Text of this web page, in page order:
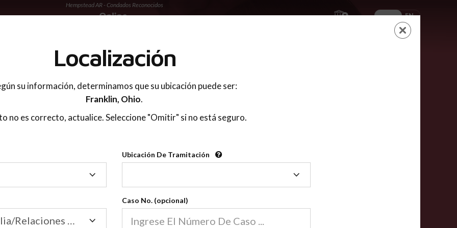
Hempstead AR - Condados Reconocidos
ES EN
LOGIN
Condados Reconocidos
2600
Condados
Nuestras clases de crianza compartida en línea están acreditadas en más de
2600 condados.
Las clases para padres en línea cumplen la mayoría de las normas nacionales
Localización
su información, determinamos que su ubicación puede ser:
Franklin, Ohio.
no es correcto, actualice. Seleccione "Omitir" si no está seguro.
Ubicación De Tramitación
Tramitación
Tribunal de Familia/Relaciones Domésticas
Caso No. (opcional)